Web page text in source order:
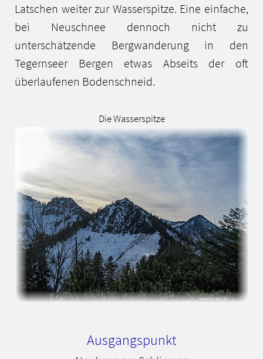
Latschen weiter zur Wasserspitze. Eine einfache,
bei Neuschnee dennoch nicht zu
unterschätzende Bergwanderung in den
Tegernseer Bergen etwas Abseits der oft
überlaufenen Bodenschneid.
Die Wasserspitze
Ausgangspunkt